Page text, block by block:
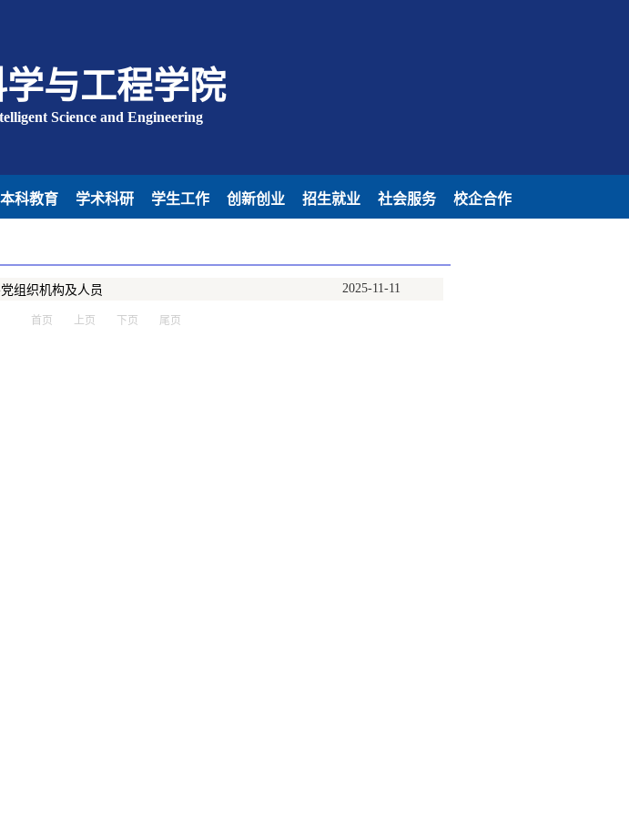
与工程学院
Science and Engineering
本科教育 学术科研 学生工作 创新创业 招生就业 社会服务 校企合作
组织机构及人员 2025-11-11
首页 上页 下页 尾页